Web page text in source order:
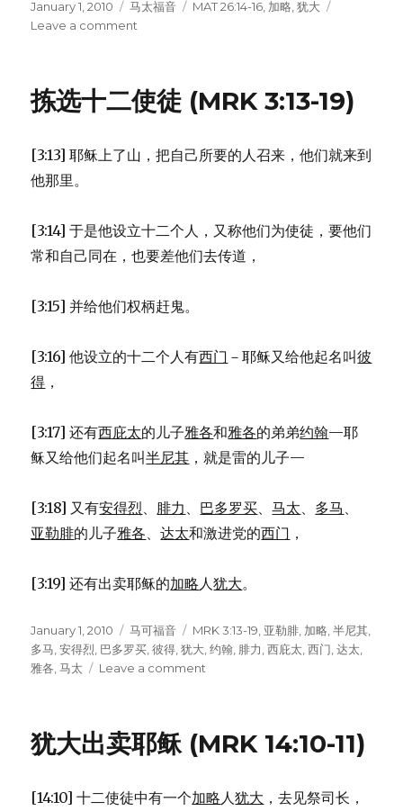
Posted
on
January 1, 2010 Categories
马太福音 Tags
MAT 26:14-16 加略 ,犹大
Leave a comment
卖
(MAT
拣选十二使徒 (MRK 3:13-19)
[3:13] 耶稣上了山，把自己所要的人召来，他们就来到
他那里。
[3:14] 于是他设立十二个人，又称他们为使徒，要他们
常和自己同在，也要差他们去传道，
[3:15] 并给他们权柄赶鬼。
[3:16] 他设立的十二个人有西门 －耶稣又给他起名叫彼
得 ，
[3:17] 还有西庇太的儿子雅各和雅各的弟弟约翰—耶
稣又给他们起名叫半尼其 ，就是雷的儿子—
[3:18] 又有安得烈、 腓力 、 巴多罗买、马太、 多马 、
亚勒腓的儿子雅各、达太和激进党的西门 ，
[3:19] 还有出卖耶稣的加略人犹大。
Posted
on
January 1, 2010 Categories
马可福音 Tags
MRK 3:13-19 亚勒腓 加略 ,半尼其
多马 ,安得烈 巴多罗买 ,彼得 ,犹大 ,约翰 腓力 ,西庇太 ,西门 ,达太
雅各 ,马太 Leave a comment
二
(MRK
犹大出卖耶稣 (MRK 14:10-11)
[14:10] 十二使徒中有一个加略人犹大 ，去见祭司长，